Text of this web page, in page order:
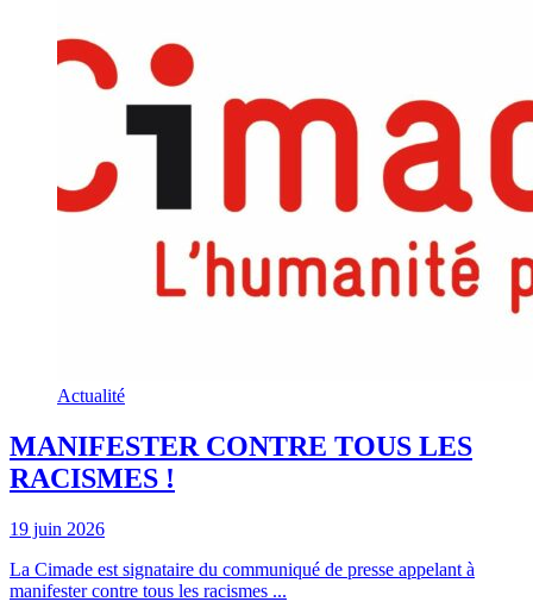
Actualité
MANIFESTER CONTRE TOUS LES
RACISMES !
19 juin 2026
La Cimade est signataire du communiqué de presse appelant à
manifester contre tous les racismes ...